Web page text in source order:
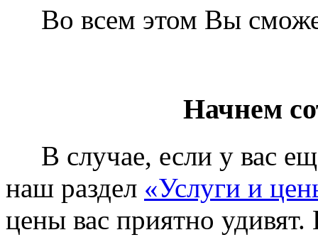
Во всем этом Вы
Начнем
В случае, если у вас
наш раздел «Услуги и
цены вас приятно